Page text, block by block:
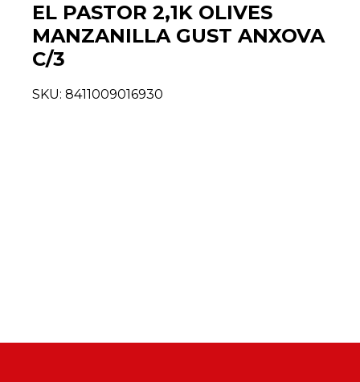
EL PASTOR 2,1K OLIVES
MANZANILLA GUST ANXOVA
C/3
SKU: 8411009016930